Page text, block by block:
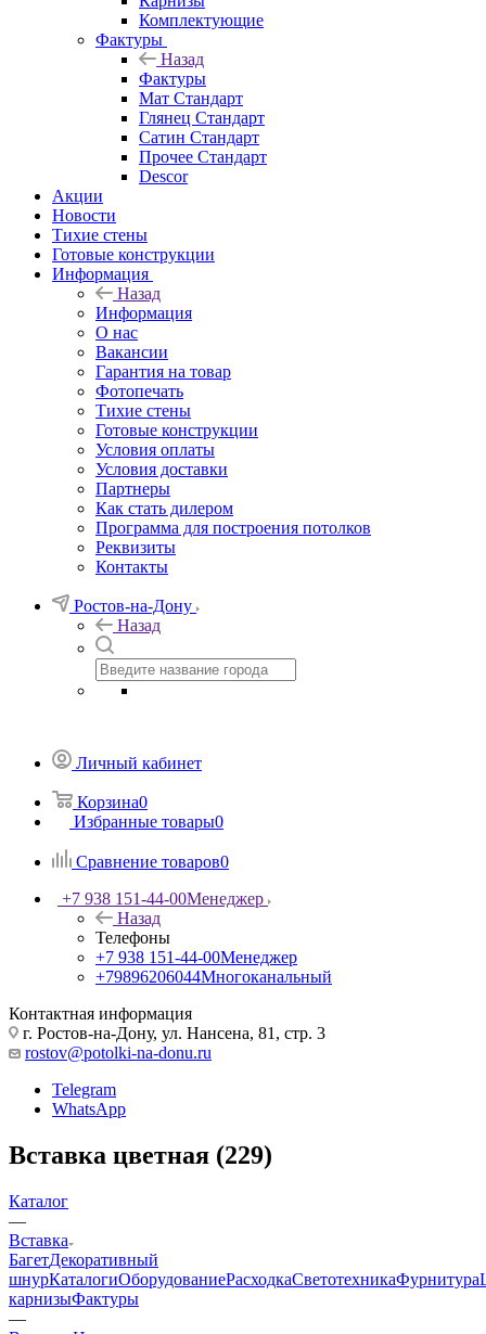
Комплектующие
Фактуры
Назад
Фактуры
Мат Стандарт
Глянец Стандарт
Сатин Стандарт
Прочее Стандарт
Descor
Акции
Новости
Тихие стены
Готовые конструкции
Информация
Назад
Информация
О нас
Вакансии
Гарантия на товар
Фотопечать
Тихие стены
Готовые конструкции
Условия оплаты
Условия доставки
Партнеры
Как стать дилером
Программа для построения потолков
Реквизиты
Контакты
Ростов-на-Дону
Назад
Личный кабинет
Корзина0
Избранные товары0
Сравнение товаров0
+7 938 151-44-00Менеджер
Назад
Телефоны
+7 938 151-44-00Менеджер
+79896206044Многоканальный
Контактная информация
г. Ростов-на-Дону, ул. Нансена, 81, стр. 3
rostov@potolki-na-donu.ru
Telegram
WhatsApp
Вставка цветная (229)
Каталог
—
Вставка
БагетДекоративный
шнурКаталогиОборудованиеРасходкаСветотехникаФурнитура
карнизыФактуры
—